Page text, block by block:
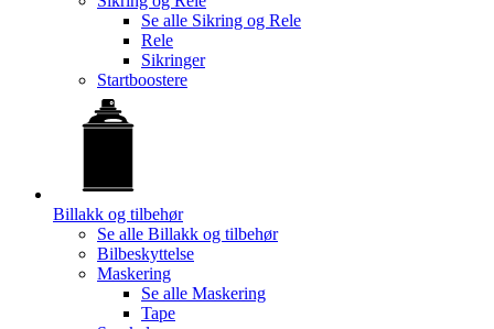
Se alle Sikring og Rele
Rele
Sikringer
Startboostere
Billakk og tilbehør
Se alle Billakk og tilbehør
Bilbeskyttelse
Maskering
Se alle Maskering
Tape